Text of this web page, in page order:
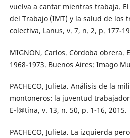
vuelva a cantar mientras trabaja.
del Trabajo (IMT) y la salud de los
colectiva, Lanus, v. 7, n. 2, p. 177-
MIGNON, Carlos. Córdoba obrera.
1968-1973. Buenos Aires: Imago
PACHECO, Julieta. Análisis de la
montoneros: la juventud
E-l@tina, v. 13, n. 50, p. 1-16, 2015.
PACHECO, Julieta. La izquierda